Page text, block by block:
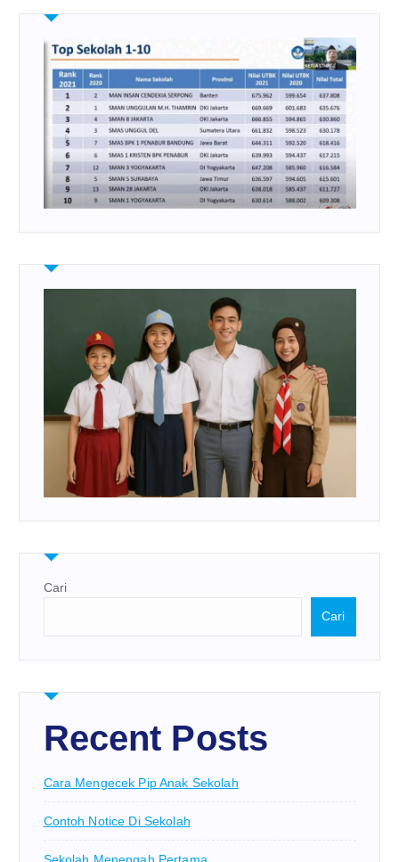
Cari
Cari
Recent Posts
Cara Mengecek Pip Anak Sekolah
Contoh Notice Di Sekolah
Sekolah Menengah Pertama